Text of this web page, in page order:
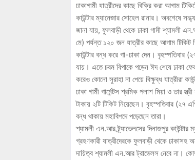
ঢাকাগামী যাত্রীদের কাছে বিক্রি করা আগাম
কাউন্টার ম্যানেজার সোহেল রানার। অবশেষে
জানা যায়, ফুলবাড়ী থেকে ঢাকা গামী শ্যামলী
মে) পর্যন্ত ১২০ জন যাত্রীর কাছে আগাম টিকিট
কাউন্টার বন্ধ করে গা-ঢাকা দেন। বৃহস্পতিবার
যায়। এতে চরম বিপাকে পড়েন ঈদ শেষে ঢাকা
করেও কোনো সুরাহা না পেয়ে বিক্ষুব্ধ যাত্রীরা
ঢাকা গামী গার্মেন্টস শ্রমিক পলাশ মিয়া ও তার
টাকায় ২টি টিকিট নিয়েছেন। বৃহস্পতিবার (২৭
বন্ধ থাকায় মহাবিপদে পড়েছেন তারা।
শ্যামলী এন.আর ট্র্যাভেলসের দিনাজপুর
গ্রহণকারী যাত্রীদেরকে ফুলবাড়ী থেকে ঢাকাসহ
দায়িত্ব শ্যামলী এন.আর ট্রাভেলস নেবে না।